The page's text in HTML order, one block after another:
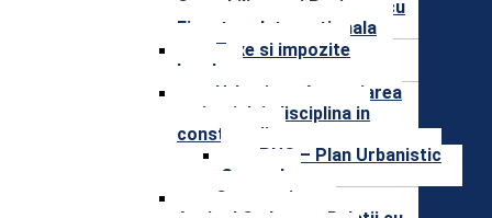
Contabilitate si Proiecte cu
Finantare Internationala
Taxe si impozite
locale
Urbanism, Amenajarea
teritoriului, disciplina in
constructii
PUG – Plan Urbanistic
General
Compartiment